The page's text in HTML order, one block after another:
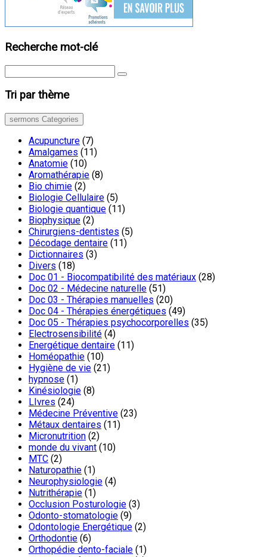
Recherche mot-clé
Tri par thème
sermons Categories
Acupuncture (7)
Amalgames (11)
Anatomie (10)
Aromathérapie (8)
Bio chimie (2)
Biologie Cellulaire (5)
Biologie quantique (11)
Biophysique (2)
Chirurgiens-dentistes (5)
Décodage dentaire (11)
Dictionnaires (3)
Divers (18)
Doc 01 - Biocompatibilité des matériaux (28)
Doc 02 - Médecine naturelle (51)
Doc 03 - Thérapies manuelles (20)
Doc 04 - Thérapies énergétiques (49)
Doc 05 - Thérapies psychocorporelles (35)
Electrosensibilité (4)
Energétique dentaire (11)
Homéopathie (10)
Hygiène de vie (21)
hypnose (1)
Kinésiologie (8)
LIvres (24)
Médecine Préventive (23)
Métaux dentaires (11)
Micronutrition (2)
monde du vivant (10)
MTC (2)
Naturopathie (1)
Neurophysiologie (4)
Nutrithérapie (1)
Occlusion Posturologie (3)
Odonto-stomatologie (9)
Odontologie Energétique (2)
Orthodontie (6)
Orthopédie dento-faciale (1)